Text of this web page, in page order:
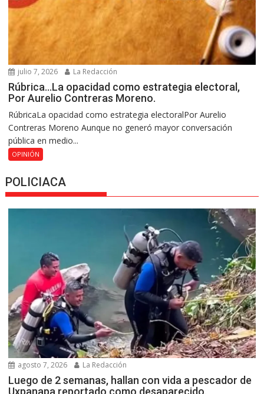
julio 7, 2026 La Redacción
Rúbrica…La opacidad como estrategia electoral,
Por Aurelio Contreras Moreno.
RúbricaLa opacidad como estrategia electoralPor Aurelio
Contreras Moreno Aunque no generó mayor conversación
pública en medio...
OPINIÓN
POLICIACA
agosto 7, 2026 La Redacción
Luego de 2 semanas, hallan con vida a pescador de